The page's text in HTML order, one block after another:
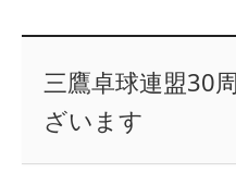
三鷹卓球連盟30
ざいます